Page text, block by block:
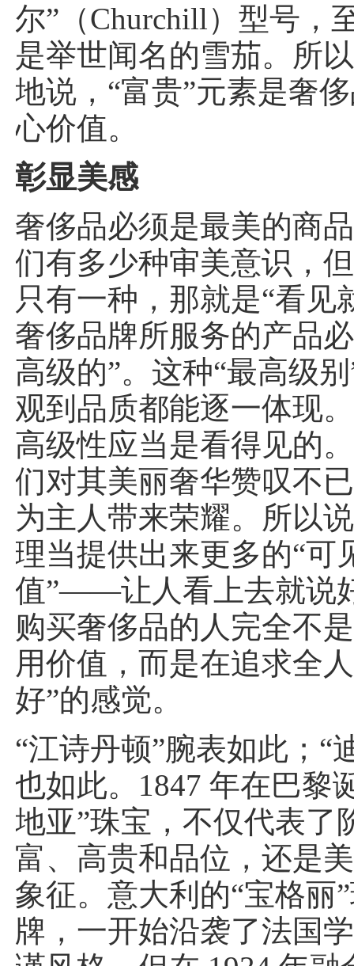
尔”（Churchill）型号，
是举世闻名的雪茄。所
地说，“富贵”元素是奢
心价值。
彰显美感
奢侈品必须是最美的商
们有多少种审美意识，
只有一种，那就是“看见
奢侈品牌所服务的产品
高级的”。这种“最高级
观到品质都能逐一体现
高级性应当是看得见的
们对其美丽奢华赞叹不
为主人带来荣耀。所以
理当提供出来更多的“可
值”——让人看上去就说
购买奢侈品的人完全不
用价值，而是在追求全
好”的感觉。
“江诗丹顿”腕表如此；“
也如此。1847 年在巴黎
地亚”珠宝，不仅代表了
富、高贵和品位，还是
象征。意大利的“宝格丽
牌，一开始沿袭了法国